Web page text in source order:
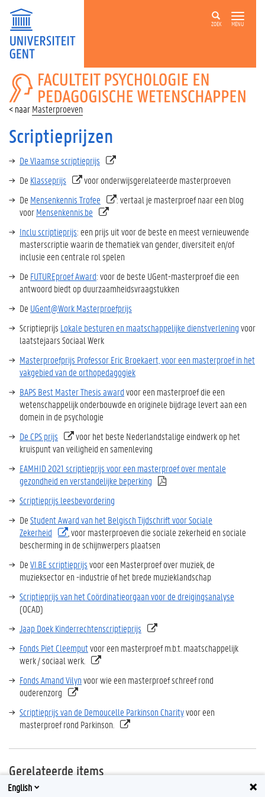
ZOEK MENU
FACULTEIT
PSYCHOLOGIE
EN
PEDAGOGISCHE
Masterproeven
Scriptieprijzen
De Vlaamse scriptieprijs
De Klasseprijs
voor onderwijsgerelateerde masterproeven
De Mensenkennis Trofee
: vertaal je masterproef naar een blog
voorMensenkennis.be
Inclu scriptieprijs: een prijs uit voor de beste en meest vernieuwende
masterscriptie waarin de thematiek van gender, diversiteit en/of
inclusie een centrale rol spelen
De FUTUREproef Award: voor de beste UGent-masterproef die een
antwoord biedt op duurzaamheidsvraagstukken
De UGent@Work Masterproefprijs
Scriptieprijs Lokale besturen en maatschappelijke dienstverleningvoor
laatstejaars Sociaal Werk
Masterproefprijs Professor Eric Broekaert, voor een masterproef in het
vakgebied van de orthopedagogiek
BAPS Best Master Thesis awardvoor een masterproef die een
wetenschappelijk onderbouwde en originele bijdrage levert aan een
domein in de psychologie
De CPS prijs
voor het beste Nederlandstalige eindwerk op het
kruispunt van veiligheid en samenleving
EAMHID 2021 scriptieprijs voor een masterproef over mentale
gezondheid en verstandelijke beperking
Scriptieprijs leesbevordering
DeStudent Award van hetBelgisch Tijdschrift voor Sociale
Zekerheid
, voor masterproeven die sociale zekerheid en sociale
bescherming in de schijnwerpers plaatsen
DeVI.BE scriptieprijsvoor een Masterproef over muziek, de
muzieksector en -industrie of het brede muzieklandschap
Scriptieprijs van het Coördinatieorgaan voor de dreigingsanalyse
(OCAD)
Jaap Doek Kinderrechtenscriptieprijs
Fonds Piet Cleemputvoor een masterproef m.b.t. maatschappelijk
werk / sociaal werk.
Fonds Amand Vilynvoor wie een masterproef schreef rond
ouderenzorg
Scriptieprijs van de Demoucelle Parkinson Charityvoor een
masterproef rond Parkinson.
Gerelateerde items
FDO
English